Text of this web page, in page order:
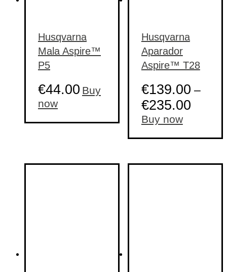
Husqvarna
Mala Aspire™
P5
€44.00 Buy
now
Husqvarna
Aparador
Aspire™ T28
€139.00 –
€235.00
Buy nowThis
product
The